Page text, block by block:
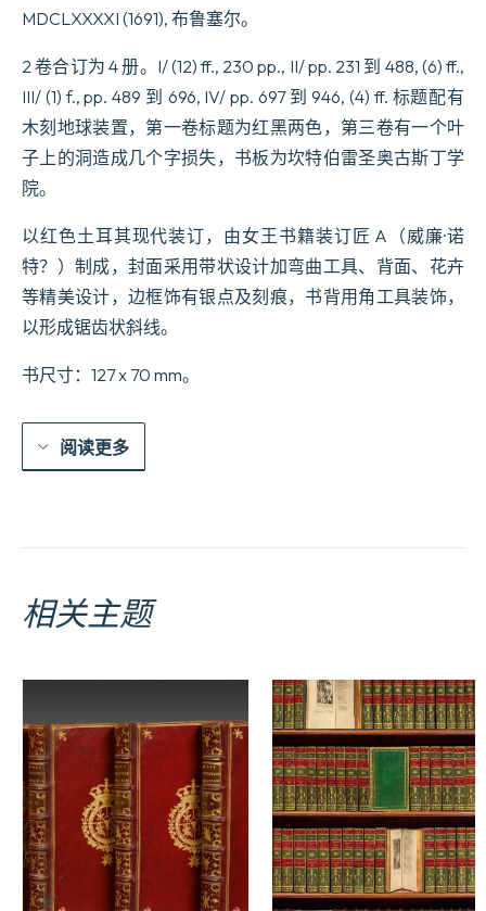
en
Dont
le
contenu
se
voit
à
la
page
Augmentées
de
la
vie
l’Auteur
de
sur
vie
tous
les
Et
clef
nouvellement
augmentée.
数
量
MDCLXXXXI (1691), 布鲁塞尔。
2 卷合订为 4 册。I/ (12) ff., 230 pp., II/ pp. 231 到 488, (6) ff.,
III/ (1) f., pp. 489 到 696, IV/ pp. 697 到 946, (4) ff. 标题配有
木刻地球装置，第一卷标题为红黑两色，第三卷有一个叶
子上的洞造成几个字损失，书板为坎特伯雷圣奥古斯丁学
院。
以红色土耳其现代装订，由女王书籍装订匠 A（威廉·诺
特？）制成，封面采用带状设计加弯曲工具、背面、花卉
等精美设计，边框饰有银点及刻痕，书背用角工具装饰，
以形成锯齿状斜线。
书尺寸：127 x 70 mm。
阅读更多
相关主题